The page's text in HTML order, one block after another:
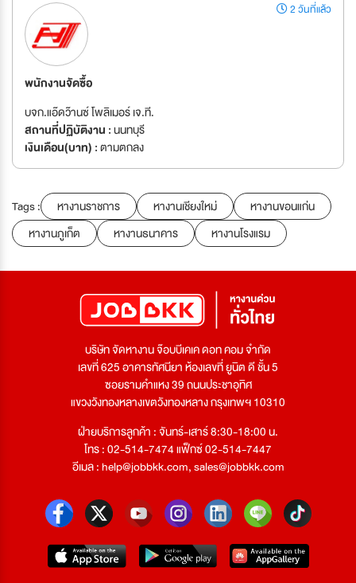
2 วันที่แล้ว
พนักงานจัดซื้อ
บจก.แอ๊ดว๊านซ์ โพลิเมอร์ เจ.ที.
สถานที่ปฏิบัติงาน :นนทบุรี
เงินเดือน(บาท) :ตามตกลง
Tags : หางานราชการ หางานเชียงใหม่
หางานขอนแก่น
หางานภูเก็ต
หางานธนาคาร หางานโรงแรม
บริษัท จัดหางาน จ๊อบบีเคเค ดอท คอม จำกัด
เลขที่ 625 อาคารทัศนียา ห้องเลขที่ ยูนิต ดี ชั้น 5
ซอยรามคำแหง 39 ถนนประชาอุทิศ
แขวงวังทองหลางเขตวังทองหลาง กรุงเทพฯ 10310
ฝ่ายบริการลูกค้า : จันทร์-เสาร์ 8:30-18:00 น.
โทร : 02-514-7474 แฟ็กซ์ 02-514-7447
อีเมล :help@jobbkk.com,sales@jobbkk.com